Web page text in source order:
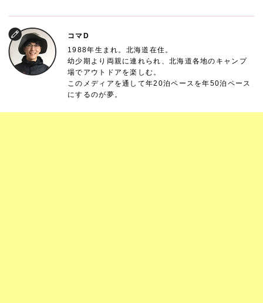
コマD
1988年生まれ。北海道在住。
幼少期より両親に連れられ、北海道各地のキャンプ
場でアウトドアを楽しむ。
このメディアを通して年20泊ペースを年50泊ペース
にするのが夢。